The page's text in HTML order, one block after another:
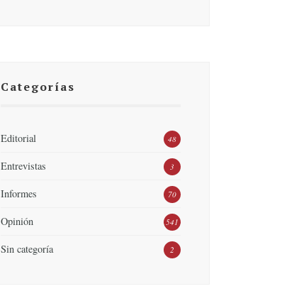
Categorías
Editorial 48
Entrevistas 3
Informes 70
Opinión 541
Sin categoría 2